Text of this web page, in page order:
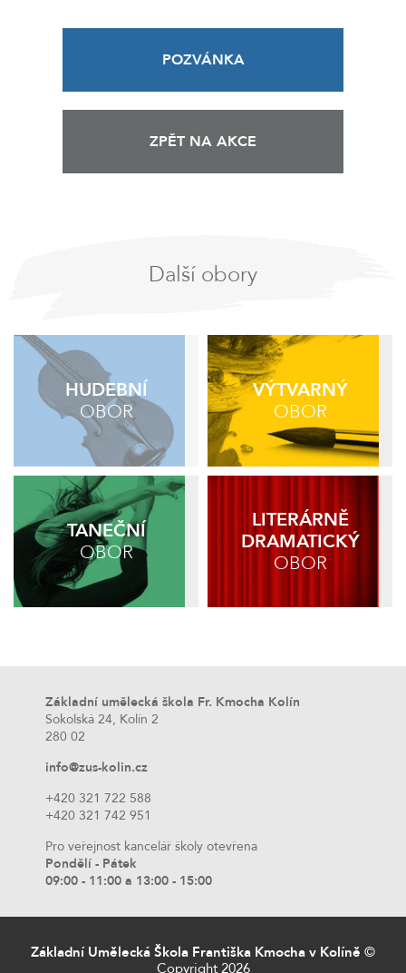
POZVÁNKA
ZPĚT NA AKCE
Další obory
HUDEBNÍ
OBOR
VÝTVARNÝ
OBOR
TANEČNÍ
OBOR
LITERÁRNĚ
DRAMATICKÝ
OBOR
Základní umělecká škola Fr. Kmocha Kolín
Sokolská 24, Kolín 2
280 02
info@zus-kolin.cz
+420 321 722 588
+420 321 742 951
Pro veřejnost kancelář školy otevřena
Pondělí - Pátek
09:00 - 11:00 a 13:00 - 15:00
Základní Umělecká Škola Františka Kmocha v Kolíně ©
Copyright 2026